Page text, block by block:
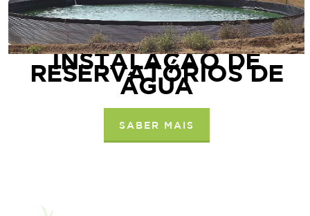
INSTALAÇÃO DE
RESERVATÓRIOS DE
ÁGUA
SABER MAIS